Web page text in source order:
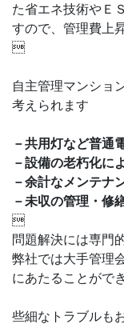
た省エネ技術やＥ
すので、管理費上

自主管理マンショ
考えられます
－共用灯など普通
－設備の老朽化に
－余計なメンテナ
－未収の管理・修

問題解決には専門
弊社では大手管理
にあたることがで
些細なトラブルも